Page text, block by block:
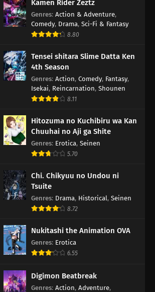
Eps 4 - Oktober 26, 2025
Digimon Beatbreak Episode 3
Digimon Beatbreak Episode 2
Eps 2 - Oktober 11, 2025
Eps 1 - Oktober 5, 2025
Kamen Rider Zeztz
Genres: Action & Adventure,
Comedy, Drama, Sci-Fi & Fantasy
8.80
Tensei shitara Slime Datta Ken
4th Season
Genres: Action, Comedy, Fantasy,
Isekai, Reincarnation, Shounen
8.11
Hitozuma no Kuchibiru wa Kan
Chuuhai no Aji ga Shite
Genres: Erotica, Seinen
5.70
Chi. Chikyuu no Undou ni
Tsuite
Genres: Drama, Historical , Seinen
8.72
Nukitashi the Animation OVA
Genres: Erotica
6.55
Digimon Beatbreak
Genres: Action, Adventure,